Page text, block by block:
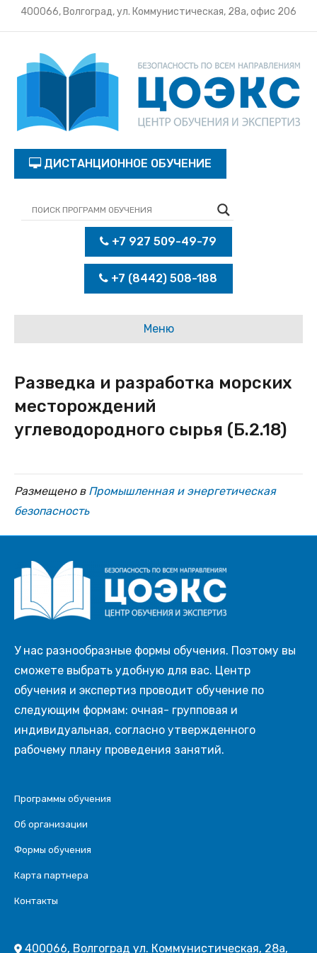
400066, Волгоград, ул. Коммунистическая, 28а, офис 206
ДИСТАНЦИОННОЕ ОБУЧЕНИЕ
+7 927 509-49-79
+7 (8442) 508-188
Меню
Разведка и разработка морских
месторождений
углеводородного сырья (Б.2.18)
Размещено в Промышленная и энергетическая
безопасность
У нас разнообразные формы обучения. Поэтому вы
сможете выбрать удобную для вас. Центр
обучения и экспертиз проводит обучение по
следующим формам: очная- групповая и
индивидуальная, согласно утвержденного
рабочему плану проведения занятий.
Программы обучения
Об организации
Формы обучения
Карта партнера
Контакты
400066, Волгоград ул. Коммунистическая, 28а,